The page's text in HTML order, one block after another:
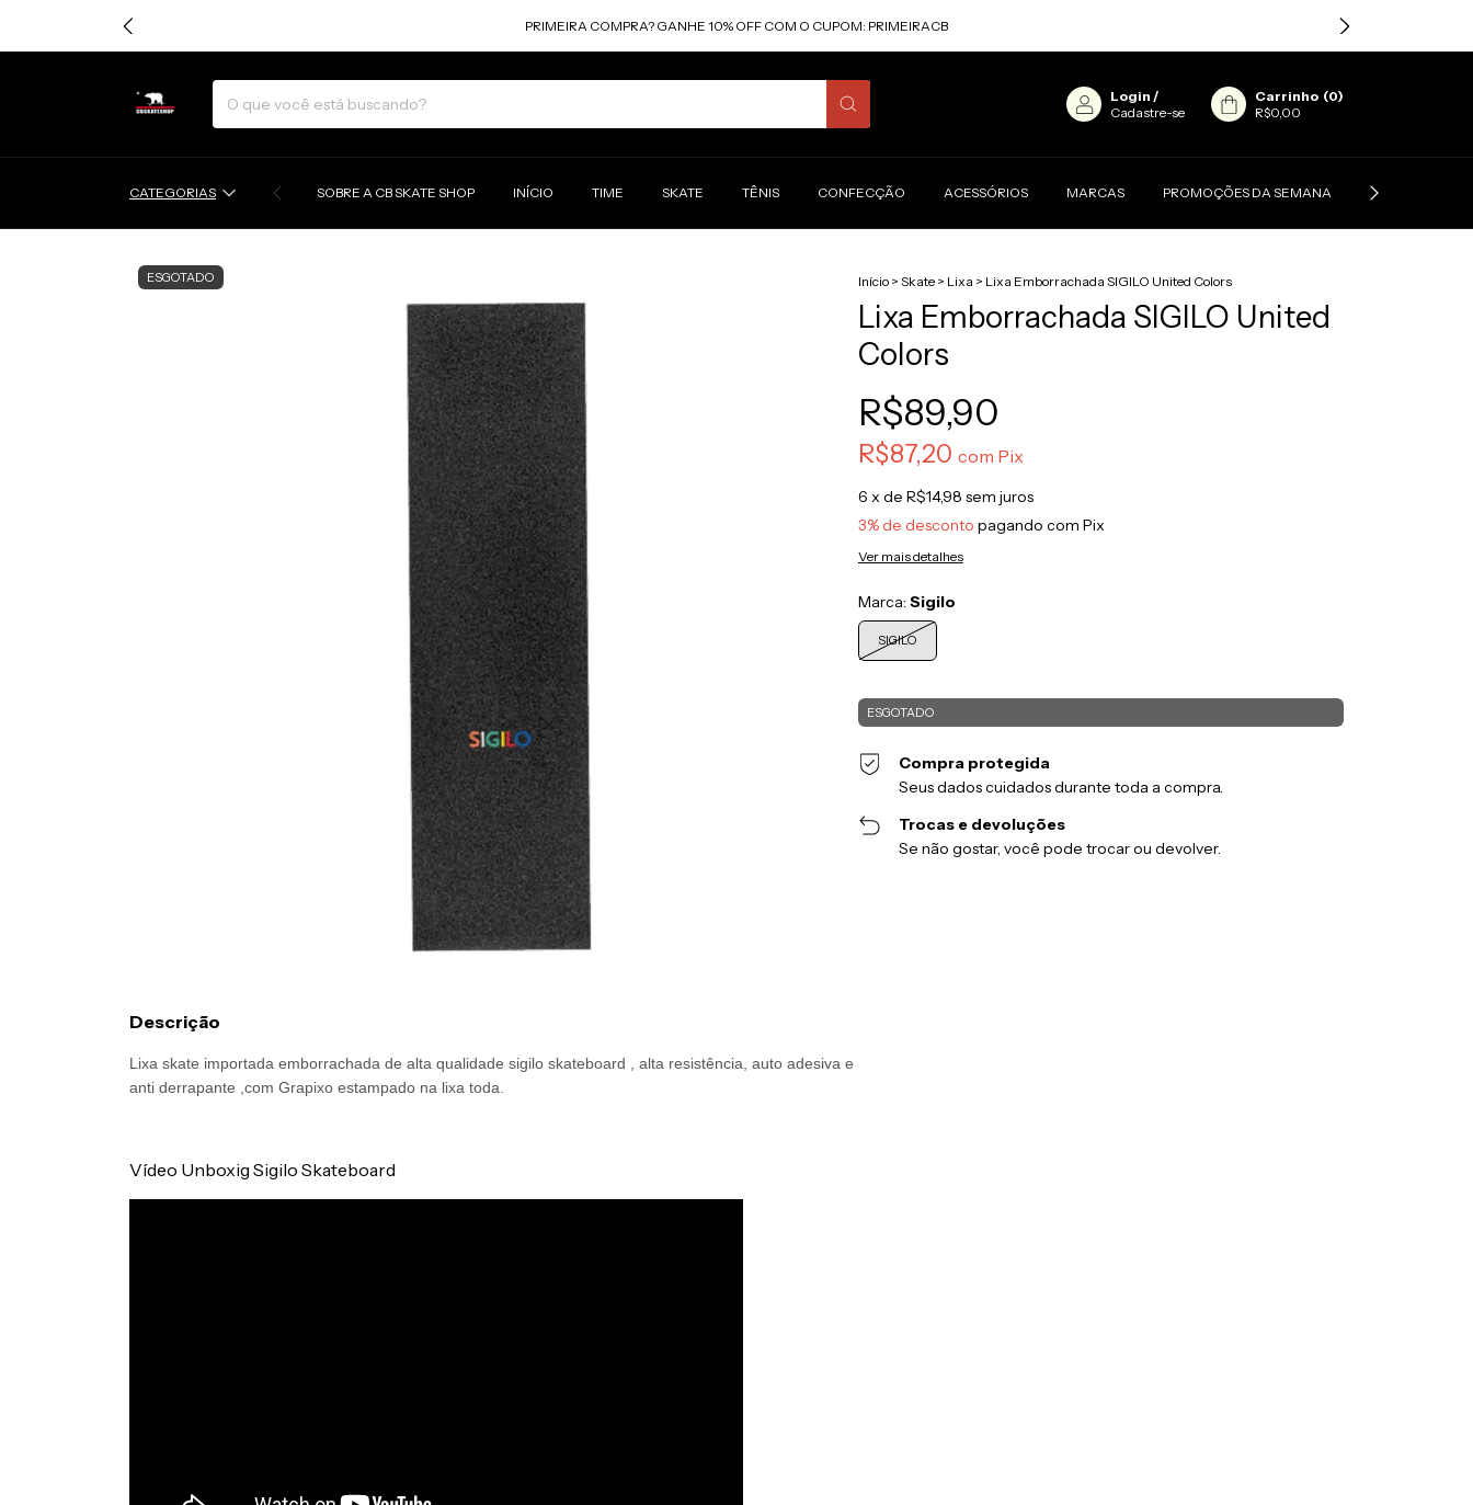
PRIMEIRA COMPRA? GANHE 10% OFF COM O CUPOM: PRIMEIRACB
Login /
Cadastre-se
Carrinho (0)
R$0,00
CATEGORIAS SOBRE A CB SKATE SHOP INÍCIO TIME SKATE TÊNIS CONFECÇÃO ACESSÓRIOS MARCAS PROMOÇÕES DA SEMANA CONTATO
ESGOTADO Início > Skate > Lixa > Lixa Emborrachada SIGILO United Colors
Lixa Emborrachada SIGILO United
Colors
R$89,90
R$87,20 com Pix
6 x de R$14,98 sem juros
3% de desconto pagando com Pix
Ver mais detalhes
Marca: Sigilo
SIGILO
Compra protegida
Seus dados cuidados durante toda a compra.
Trocas e devoluções
Se não gostar, você pode trocar ou devolver.
Descrição
Lixa skate importada emborrachada de alta qualidade sigilo skateboard , alta resistência, auto adesiva e
anti derrapante ,com Grapixo estampado na lixa toda.
Vídeo Unboxig Sigilo Skateboard